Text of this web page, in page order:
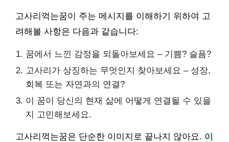
고사리꺽는꿈이 주는 메시지를 이해하기 위하여 고
려해볼 사항은 다음과 같습니다:
꿈에서 느낀 감정을 되돌아보세요 – 기쁨? 슬픔?
고사리가 상징하는 무엇인지 찾아보세요 – 성장,
회복 또는 자연과의 연결?
이 꿈이 당신의 현재 삶에 어떻게 연결될 수 있을
지 고민해보세요.
고사리꺽는꿈은 단순한 이미지로 끝나지 않아요. 이